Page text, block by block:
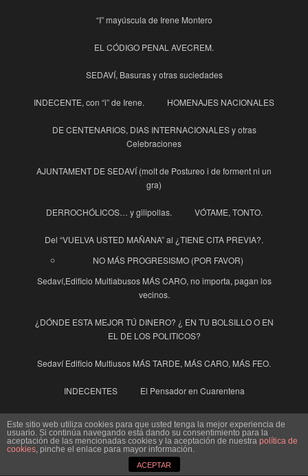
“I” mayúscula de Irene Montero
EL CÓDIGO PENAL AVECREM.
SEDAVÍ, Basuras y otras suciedades
INDECENTE, con “i” de Irene. HOMENAJES NACIONALES
DE CENTENARIOS, DIAS INTERNACIONALES y otras
Celebraciones
AJUNTAMENT DE SEDAVÍ (molt de Postureo i de forment ni un
gra)
DERROCHÓLICOS… y gilipollas. VÓTAME, TONTO.
Del “VUELVA USTED MAÑANA” al ¿TIENE CITA PREVIA?.
NO MÁS PROGRESISMO (POR FAVOR)
Sedaví,Edificio Multiabusos MÁS CARO, no importa, pagan los
vecinos.
¿DÓNDE ESTA MEJOR TÚ DINERO? ¿ EN TU BOLSILLO O EN
EL DE LOS POLITICOS?
Sedaví Edificio Multiusos MÁS TARDE, MÁS CARO, MÁS FEO.
INDECENTES El Pensador en Cuarentena
Ayuntamiento
Enhorabuena al Pueblo de Sedaví
Este sitio web utiliza cookies para que usted tenga la mejor experiencia de
usuario. Si continúa navegando está dando su consentimiento para la
aceptación de las mencionadas cookies y la aceptación de nuestra política de
cookies, pinche el enlace para mayor información.
ACEPTAR